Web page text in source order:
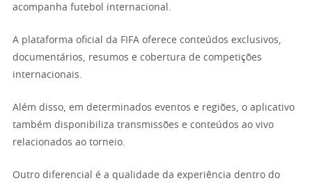
acompanha futebol internacional.
A plataforma oficial da FIFA oferece conteúdos exclusivos,
documentários, resumos e cobertura de competições
internacionais.
Além disso, em determinados eventos e regiões, o aplicativo
também disponibiliza transmissões e conteúdos ao vivo
relacionados ao torneio.
Outro diferencial é a qualidade da experiência dentro do